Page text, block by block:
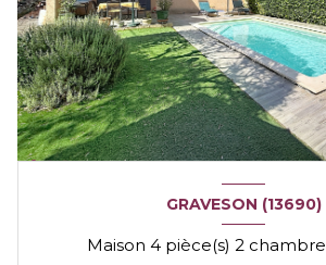
GRAVESON (13690)